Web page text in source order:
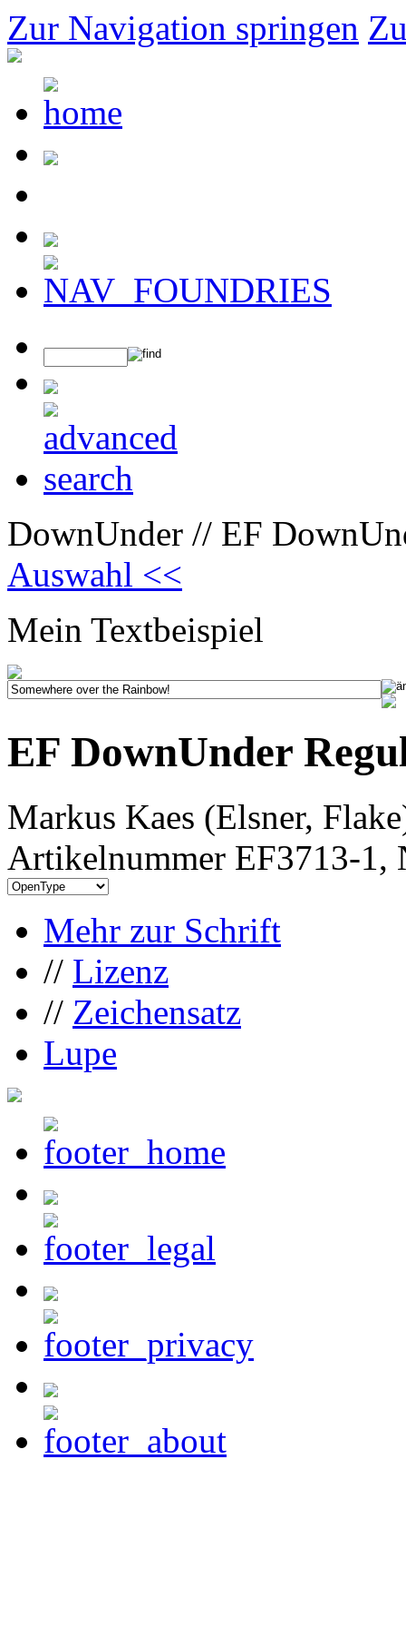
Zur Navigation springen
DownUnder // EF
Auswahl <<
Mein Textbeispiel
EF DownUnder
Markus Kaes (Elsner,
Artikelnummer EF3713-1,
Mehr zur Schrift
// Lizenz
// Zeichensatz
Lupe